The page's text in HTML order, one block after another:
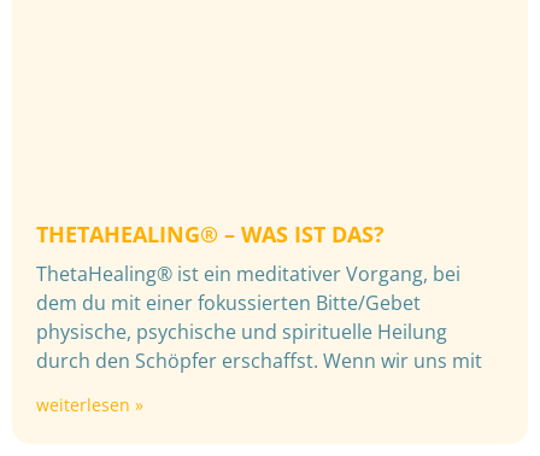
THETAHEALING® – WAS IST DAS?
ThetaHealing® ist ein meditativer Vorgang, bei
dem du mit einer fokussierten Bitte/Gebet
physische, psychische und spirituelle Heilung
durch den Schöpfer erschaffst. Wenn wir uns mit
weiterlesen »